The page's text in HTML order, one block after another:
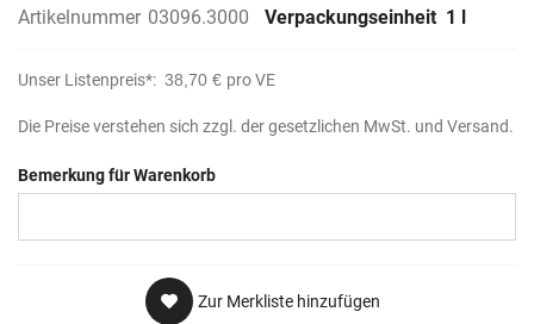
Artikelnummer 03096.3000 Verpackungseinheit 1 l
Unser Listenpreis*: 38,70 € pro VE
Die Preise verstehen sich zzgl. der gesetzlichen MwSt. und Versand.
Bemerkung für Warenkorb
Zur Merkliste hinzufügen